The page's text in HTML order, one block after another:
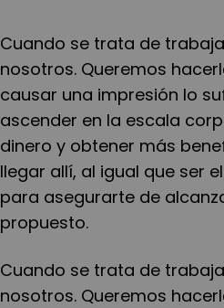
Cuando se trata de
nosotros. Queremos
causar una impresión lo
ascender en la escala
dinero y obtener más
llegar allí, al igual que ser
para asegurarte de
propuesto.
Cuando se trata de
nosotros. Queremos